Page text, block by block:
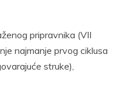
pripravnika (VII
najmanje prvog ciklusa
struke),